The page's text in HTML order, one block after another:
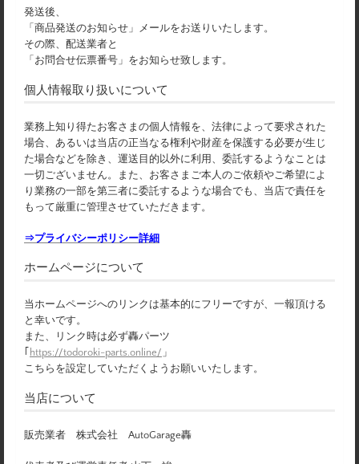
発送後、
「商品発送のお知らせ」メールをお送りいたします。
その際、配送業者と
「お問合せ伝票番号」をお知らせ致します。
個人情報取り扱いについて
業務上知り得たお客さまの個人情報を、法律によって要求された
場合、あるいは当店の正当なる権利や財産を保護する必要が生じ
た場合などを除き、運送目的以外に利用、委託するようなことは
一切ございません。また、お客さまご本人のご依頼やご希望によ
り業務の一部を第三者に委託するような場合でも、当店で責任を
もって厳重に管理させていただきます。
⇒プライバシーポリシー詳細
ホームページについて
当ホームページへのリンクは基本的にフリーですが、一報頂ける
と幸いです。
また、リンク時は必ず轟パーツ
｢ https://todoroki-parts.online/ 」
こちらを設定していただくようお願いいたします。
当店について
販売業者 株式会社 AutoGarage轟